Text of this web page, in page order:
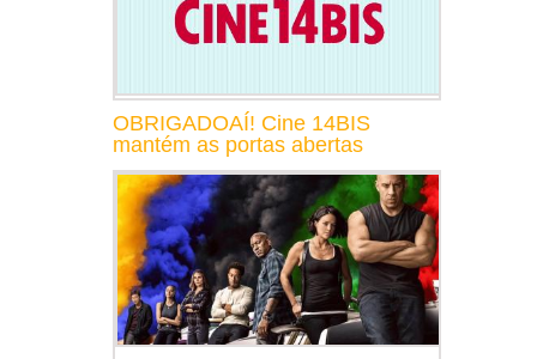
OBRIGADOAÍ! Cine 14BIS
mantém as portas abertas